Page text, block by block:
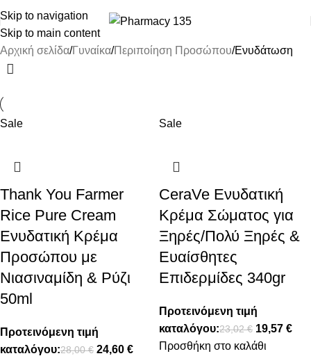
Skip to navigation
Skip to main content
ΔΩΡΕΑΝ ΜΕΤΑΦΟΡΙΚΑ ΑΝΩ ΤΩΝ 45€
Αρχική σελίδα Γυναίκα Περιποίηση Προσώπου Ενυδάτωση
Sale
Thank You Farmer
Rice Pure Cream
Ενυδατική Κρέμα
Προσώπου με
Νιασιναμίδη & Ρύζι
50ml
Προτεινόμενη τιμή
καταλόγου:28,00€ 24,60 €
Sale
CeraVe Ενυδατική
Κρέμα Σώματος για
Ξηρές/Πολύ Ξηρές &
Ευαίσθητες
Επιδερμίδες 340gr
Προτεινόμενη τιμή
καταλόγου:23,02€ 19,57 €
Προσθήκη στο καλάθι